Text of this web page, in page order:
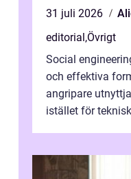
31 juli 2026
editorial,Övrigt
Social
och effektiva
angripare
istället för